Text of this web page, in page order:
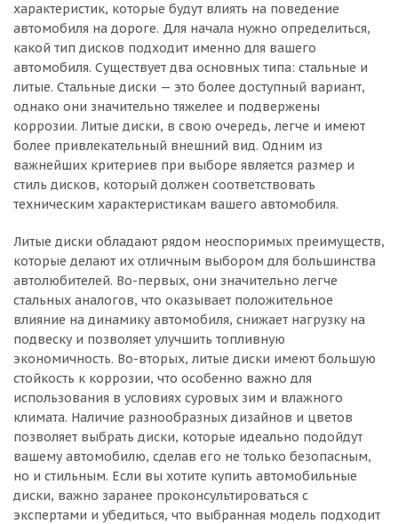
характеристик, которые будут влиять на поведение
автомобиля на дороге. Для начала нужно определиться,
какой тип дисков подходит именно для вашего
автомобиля. Существует два основных типа: стальные и
литые. Стальные диски — это более доступный вариант,
однако они значительно тяжелее и подвержены
коррозии. Литые диски, в свою очередь, легче и имеют
более привлекательный внешний вид. Одним из
важнейших критериев при выборе является размер и
стиль дисков, который должен соответствовать
техническим характеристикам вашего автомобиля.
Литые диски обладают рядом неоспоримых преимуществ,
которые делают их отличным выбором для большинства
автолюбителей. Во-первых, они значительно легче
стальных аналогов, что оказывает положительное
влияние на динамику автомобиля, снижает нагрузку на
подвеску и позволяет улучшить топливную
экономичность. Во-вторых, литые диски имеют большую
стойкость к коррозии, что особенно важно для
использования в условиях суровых зим и влажного
климата. Наличие разнообразных дизайнов и цветов
позволяет выбрать диски, которые идеально подойдут
вашему автомобилю, сделав его не только безопасным,
но и стильным. Если вы хотите купить автомобильные
диски, важно заранее проконсультироваться с
экспертами и убедиться, что выбранная модель подходит